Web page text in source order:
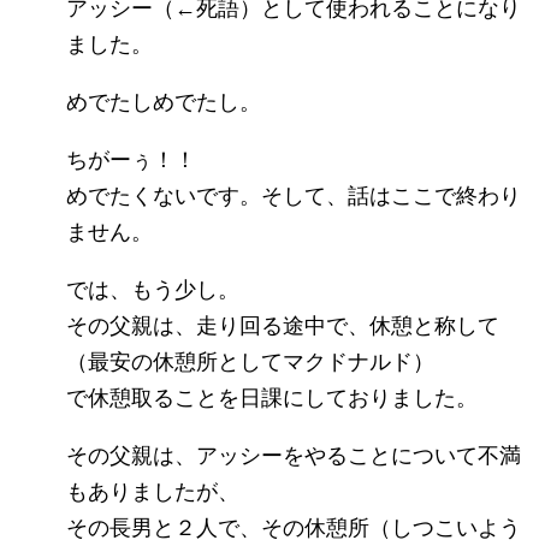
アッシー（←死語）として使われることになり
ました。
めでたしめでたし。
ちがーぅ！！
めでたくないです。そして、話はここで終わり
ません。
では、もう少し。
その父親は、走り回る途中で、休憩と称して
（最安の休憩所としてマクドナルド）
で休憩取ることを日課にしておりました。
その父親は、アッシーをやることについて不満
もありましたが、
その長男と２人で、その休憩所（しつこいよう